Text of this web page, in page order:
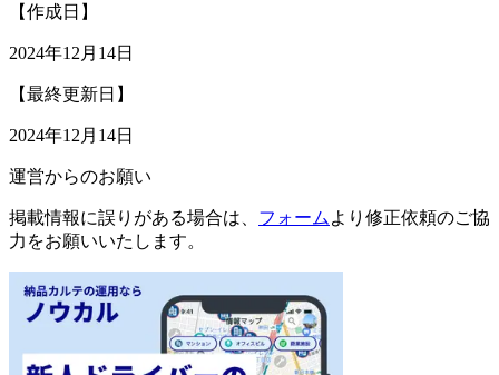
【作成日】
2024年12月14日
【最終更新日】
2024年12月14日
運営からのお願い
掲載情報に誤りがある場合は、 フォーム より修正依頼のご協
力をお願いいたします。